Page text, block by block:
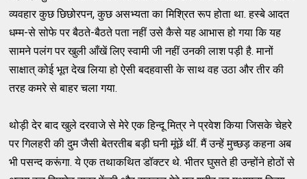
व्यवहार कुछ छिछोरपन, कुछ असभ्यता का मिश्रित रूप होता था. हस्बे आदत
धम्म-से सोफे पर बैठते-बैठते पता नहीं उसे कैसे यह आभास हो गया कि यह
सामने पलंग पर खुली आँखें लिए स्वामी जी नहीं उनकी लाश पड़ी है. मानों
साक्षात् कोई भूत देख लिया हो ऐसी बदहवासी के साथ वह उठा और तीर की
तरह कमरे से बाहर चला गया.
थोड़ी देर बाद खुले दरवाजे से मेरे एक हिन्दू मित्र ने प्रवेश किया जिसके चेहरे
पर गिलहरी की दुम जैसी बेतरतीब बड़ी घनी मूंछें थीं. मैं उन्हें मुच्छड़ कहना अब
भी पसन्द करूंगा. ये एक तथाकथित डॉक्टर थे. भीतर घुसते ही उन्होंने होठों से